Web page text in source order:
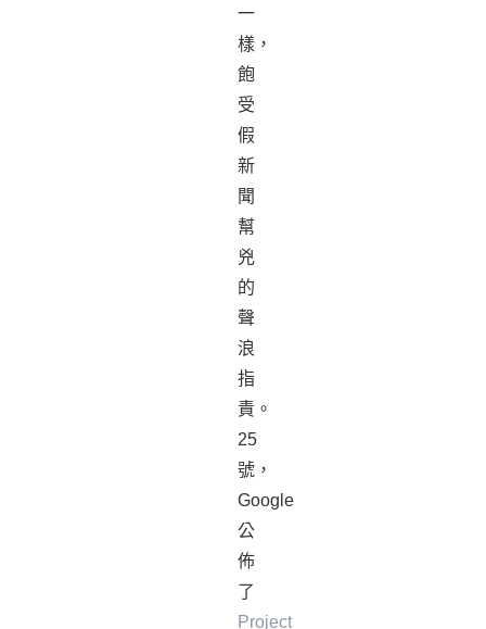
一
樣，
飽
受
假
新
聞
幫
兇
的
聲
浪
指
責。
25
號，
Google
公
佈
了
Project